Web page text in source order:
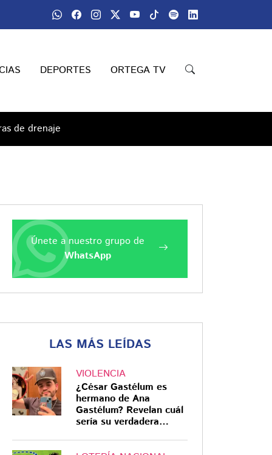
DEPORTES ORTEGA TV
de drenaje
Únete a nuestro grupo de
WhatsApp
LAS MÁS LEÍDAS
VIOLENCIA
¿César Gastélum es
hermano de Ana
Gastélum? Revelan cuál
sería su verdadera